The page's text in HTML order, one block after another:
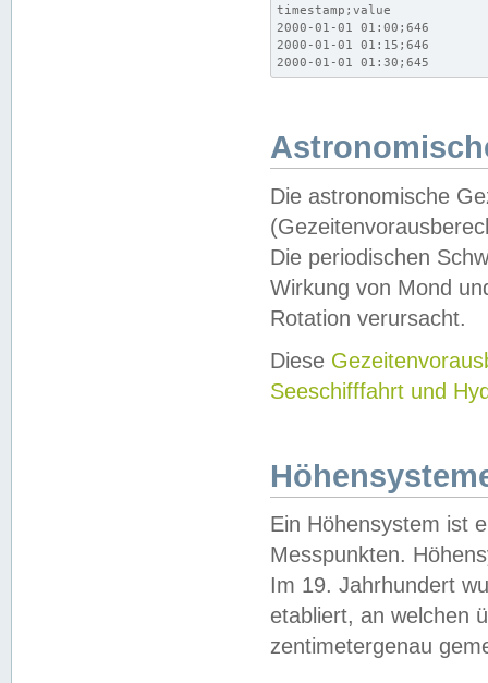
timestamp;value
2000-01-01 01:00;646
2000-01-01 01:15;646
2000-01-01 01:30;645
Die astronomische
Die periodischen
Wirkung von Mond
Rotation verursacht.
Diese
Seeschifffahrt und
Ein Höhensystem ist
Messpunkten.
Im 19. Jahrhundert
etabliert, an welchen
zentimetergenau